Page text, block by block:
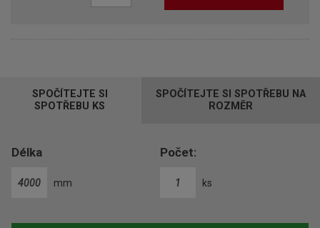
o
č
SPOČÍTEJTE SI
SPOTŘEBU KS
SPOČÍTEJTE SI SPOTŘEBU NA
ROZMĚR
Délka
mm
Počet:
ks